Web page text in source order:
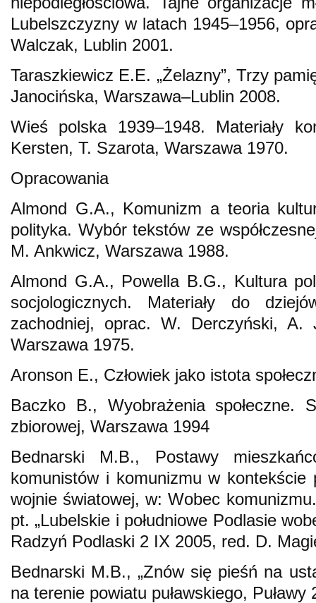
Lubelszczyzny w latach 1945–1956,
Walczak, Lublin 2001.
Taraszkiewicz E.E. „Żelazny”, Trzy
Janocińska, Warszawa–Lublin 2008.
Wieś polska 1939–1948. Materiały
Kersten, T. Szarota, Warszawa 1970.
Opracowania
Almond G.A., Komunizm a teoria
polityka. Wybór tekstów ze
M. Ankwicz, Warszawa 1988.
Almond G.A., Powella B.G., Kultura
socjologicznych. Materiały do
zachodniej, oprac. W. Derczyński, A.
Warszawa 1975.
Aronson E., Człowiek jako istota
Baczko B., Wyobrażenia społeczne.
zbiorowej, Warszawa 1994
Bednarski M.B., Postawy
komunistów i komunizmu w
wojnie światowej, w: Wobec
pt. „Lubelskie i południowe Podlasie
Radzyń Podlaski 2 IX 2005, red. D.
Bednarski M.B., „Znów się pieśń na
na terenie powiatu puławskiego, Puławy